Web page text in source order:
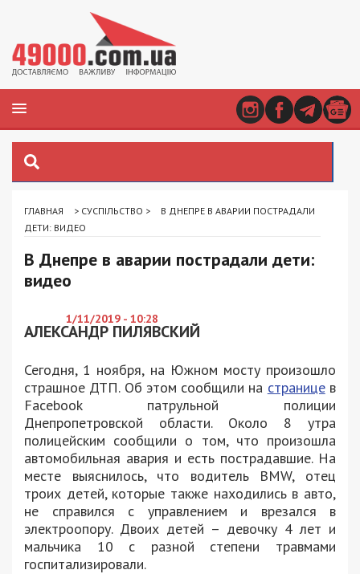
ГЛАВНАЯ > СУСПІЛЬСТВО >
В ДНЕПРЕ В АВАРИИ ПОСТРАДАЛИ
ДЕТИ: ВИДЕО
В Днепре в аварии пострадали дети:
видео
1/11/2019 - 10:28
АЛЕКСАНДР ПИЛЯВСКИЙ
Сегодня, 1 ноября, на Южном мосту произошло
страшное ДТП. Об этом сообщили на страницев
Facebook патрульной полиции
Днепропетровской области. Около 8 утра
полицейским сообщили о том, что произошла
автомобильная авария и есть пострадавшие. На
месте выяснилось, что водитель BMW, отец
троих детей, которые также находились в авто,
не справился с управлением и врезался в
электроопору. Двоих детей – девочку 4 лет и
мальчика 10 с разной степени травмами
госпитализировали.